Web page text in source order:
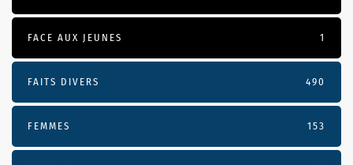
FACE AUX JEUNES 1
FAITS DIVERS 490
FEMMES 153